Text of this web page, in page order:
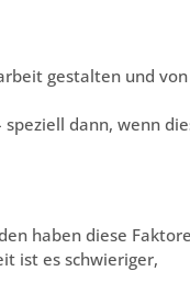
gestalten und von
dann, wenn
haben diese
ist es schwieriger,